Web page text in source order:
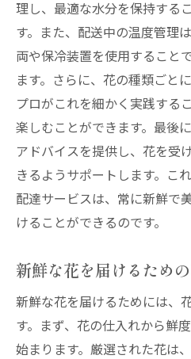
理し、最適な水分を保持する
す。また、配送中の温度管理
両や保冷装置を使用すること
ます。さらに、花の種類ごと
プロがこれを細かく実践する
楽しむことができます。最後
アドバイスを提供し、花を受
きるようサポートします。こ
配達サービスは、常に新鮮で
けることができるのです。
新鮮な花を届けるため
新鮮な花を届けるためには、
す。まず、花の仕入れから鮮
始まります。厳選された花は